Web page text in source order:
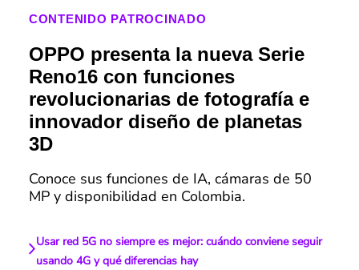
CONTENIDO PATROCINADO
OPPO presenta la nueva Serie
Reno16 con funciones
revolucionarias de fotografía e
innovador diseño de planetas
3D
Conoce sus funciones de IA, cámaras de 50
MP y disponibilidad en Colombia.
Usar red 5G no siempre es mejor: cuándo conviene seguir
usando 4G y qué diferencias hay